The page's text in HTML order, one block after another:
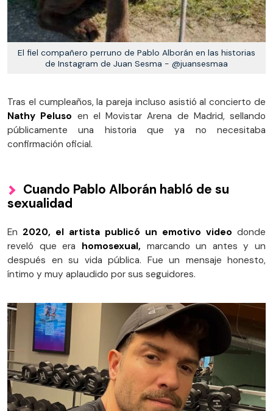
El fiel compañero perruno de Pablo Alborán en las historias
de Instagram de Juan Sesma - @juansesmaa
Tras el cumpleaños, la pareja incluso asistió al concierto de
Nathy Peluso en el Movistar Arena de Madrid, sellando
públicamente una historia que ya no necesitaba
confirmación oficial.
Cuando Pablo Alborán habló de su
sexualidad
En 2020, el artista publicó un emotivo video donde
reveló que era homosexual, marcando un antes y un
después en su vida pública. Fue un mensaje honesto,
íntimo y muy aplaudido por sus seguidores.